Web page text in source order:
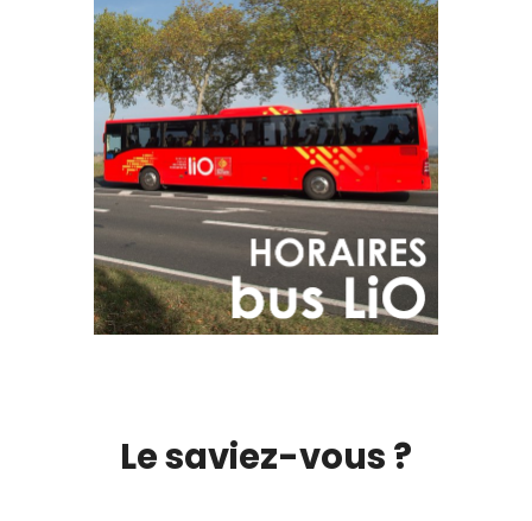
Le saviez-vous ?